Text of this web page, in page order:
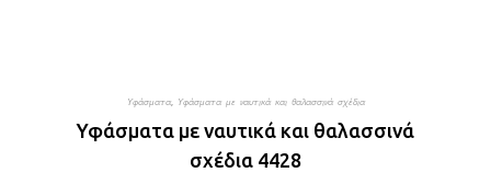
Υφάσματα, Υφάσματα με ναυτικά και θαλασσινά σχέδια
Υφάσματα με ναυτικά και θαλασσινά
σχέδια 4428